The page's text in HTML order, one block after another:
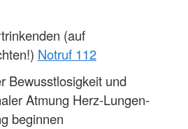
(auf
Notruf 112
Bewusstlosigkeit und
Atmung Herz-Lungen-
beginnen